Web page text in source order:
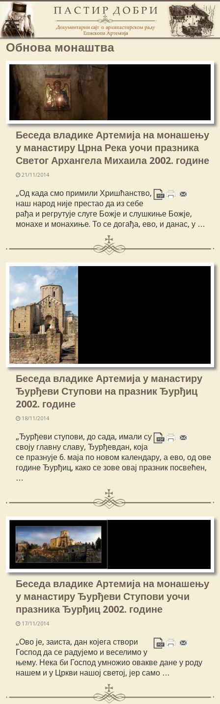
Обнова монаштва
Беседа владике Артемија на монашењу
у манастиру Црна Река уочи празника
Светог Архангела Михаила 2002. године
21/11/2014
„Од када смо примили Хришћанство,
наш народ није престао да из себе
рађа и регрутује слуге Божје и слушкиње Божје,
монахе и монахиње. То се догађа, ево, и данас, у …
Беседа владике Артемија у манастиру
Ђурђеви Ступови на празник Ђурђиц
2002. године
18/11/2014
„Ђурђеви ступови, до сада, имали су
своју главну славу, Ђурђевдан, која
се празнује 6. маја по новом календару, а ево, од ове
године Ђурђиц, како се зове овај празник посвећен,
…
Беседа владике Артемија на монашењу
у манастиру Ђурђеви Ступови уочи
празника Ђурђиц 2002. године
17/11/2014
„Ово је, заиста, дан којега створи
Господ да се радујемо и веселимо у
њему. Нека би Господ умножио овакве дане у роду
нашем и у Цркви нашој светој, јер само …